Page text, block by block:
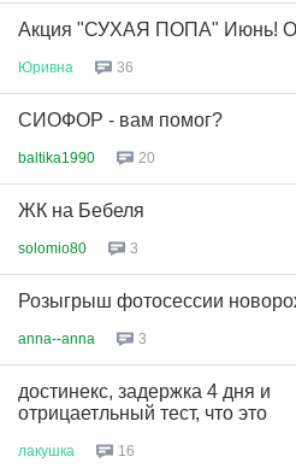
Акция "СУХАЯ ПОПА" Июнь!
Юривна 36
СИОФОР - вам помог?
baltika1990 20
ЖК на Бебеля
solomio80 3
Розыгрыш фотосессии
anna--anna 3
достинекс, задержка 4 дня и
отрицаетльный тест, что это
лакушка 16